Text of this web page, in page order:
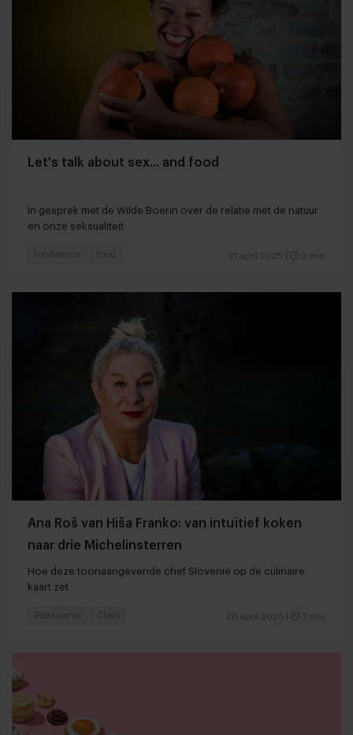
Let's talk about sex... and food
In gesprek met de Wilde Boerin over de relatie met de natuur
en onze seksualiteit
21 april 2025 3 min
Foodservice Food
Ana Roš van Hiša Franko: van intuïtief koken
naar drie Michelinsterren
Hoe deze toonaangevende chef Slovenië op de culinaire
kaart zet
20 april 2025 7 min
Restaurants Chefs